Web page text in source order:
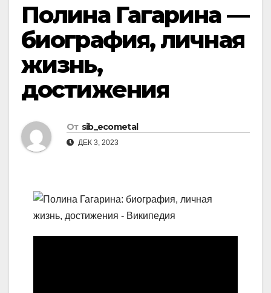
Полина Гагарина —
биография, личная
жизнь,
достижения
От sib_ecometal
ДЕК 3, 2023